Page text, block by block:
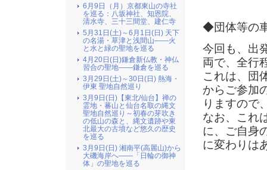
◆団体等の
今回も、出
両で、全行
これは、団
からご参加
りますので
なお、これ
に、ご自身
に変わりは
6月9日（月）京都東山の寺社
を巡る：八坂神社、知恩院、
清水寺、三十三間堂、建仁寺
5月31日(土)～6月1日(日) 天下
の名湯・草津と浅間山――火
と水と緑の聖地を巡る
4月20日(日)鎌倉新仏教・神仏
習合の聖地――鎌倉を巡る
3月29日(土)～30日(日) 熱海・
伊東 聖地自然巡り
3月9日(日)【東北/仙台】禅の
霊地・蕃山と仙台名取の縄文
聖地自然巡り～初春の芽吹き
の低山の森と、縄文遺跡や東
北最大の古墳など悠久の歴史
を巡る
3月9日(日) 湘南平(高麗山)から
大磯海岸へ――「日輪の御神
体」の聖地を巡る